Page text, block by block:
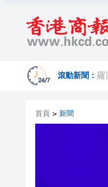
滾動新聞： 羅
首頁 > 新聞